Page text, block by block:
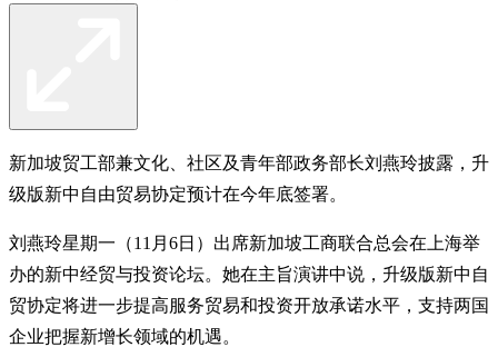
新加坡贸工部兼文化、社区及青年部政务部长刘燕玲披露，升
级版新中自由贸易协定预计在今年底签署。
刘燕玲星期一（11月6日）出席新加坡工商联合总会在上海举
办的新中经贸与投资论坛。她在主旨演讲中说，升级版新中自
贸协定将进一步提高服务贸易和投资开放承诺水平，支持两国
企业把握新增长领域的机遇。